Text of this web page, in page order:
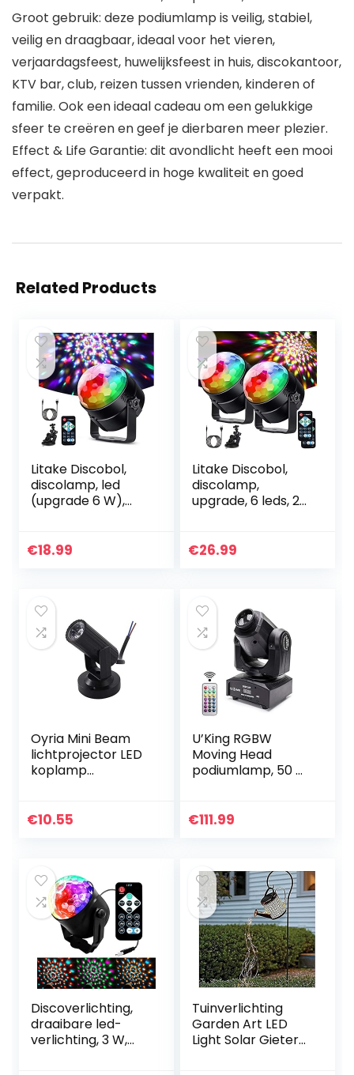
Groot gebruik: deze podiumlamp is veilig, stabiel,
veilig en draagbaar, ideaal voor het vieren,
verjaardagsfeest, huwelijksfeest in huis, discokantoor,
KTV bar, club, reizen tussen vrienden, kinderen of
familie. Ook een ideaal cadeau om een gelukkige
sfeer te creëren en geef je dierbaren meer plezier.
Effect & Life Garantie: dit avondlicht heeft een mooi
effect, geproduceerd in hoge kwaliteit en goed
verpakt.
Related Products
Litake Discobol,
discolamp, led
(upgrade 6 W),
kleurverandering,
afstandsbediening,
4 m USB-kabel,
360 graden
roterend, voor
kinderen,
€18.99
Litake Discobol,
discolamp,
upgrade, 6 leds, 2
muziekgestuurd,
4 m USB-kabel,
360 graden
roterend, voor
kinderen, feest,
€26.99
Oyria Mini Beam
lichtprojector LED
koplamp
KTV Bar Disco licht
€10.55
U’King RGBW
Moving Head
podiumlamp, 50 W,
kleuren/8
€111.99
Discoverlichting,
draaibare led-
verlichting, 3 W,
Tuinverlichting
Garden Art LED
Light Solar Gieter